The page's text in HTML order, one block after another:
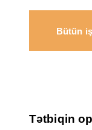
Bütün
Tətbiqin